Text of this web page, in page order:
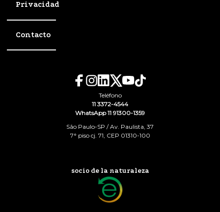
Privacidad
Contacto
Teléfono
11 3372-4544
WhatsApp 11 91300-1359
São Paulo-SP / Av. Paulista, 37
7° piso cj. 71, CEP 01310-100
socio de la naturaleza